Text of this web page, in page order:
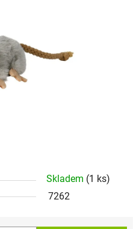
Skladem (1 ks)
7262